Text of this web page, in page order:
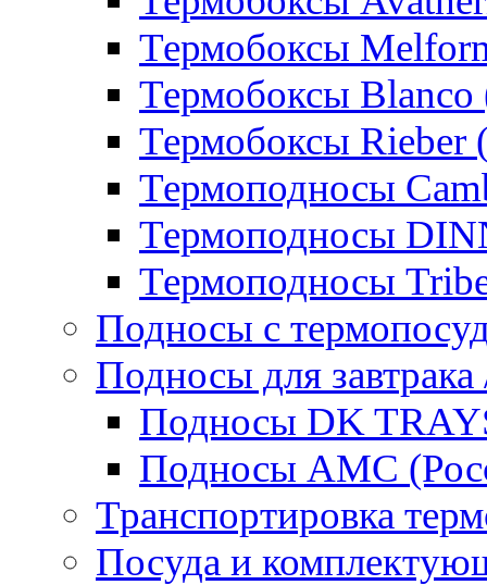
Термобоксы
Термобоксы Blanco
Термобоксы Rieber
Термоподносы
Термоподносы
Термоподносы
Подносы с
Подносы для завтрака
Подносы DK
Подносы AMC
Транспортировка
Посуда и